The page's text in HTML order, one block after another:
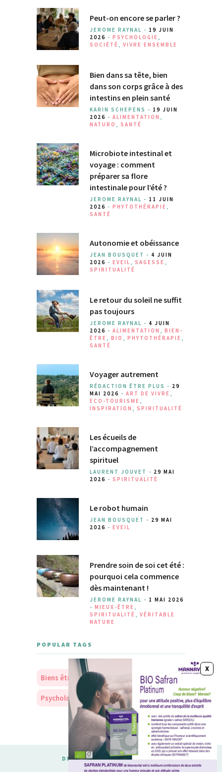
Peut-on encore se parler ?
JEROME RAYNAL - 19 JUIN
2026 - PSYCHOLOGIE ,
SOCIÉTÉ , VIVRE ENSEMBLE
Bien dans sa tête, bien
dans son corps grâce à des
intestins en plein santé
KARIN SCHEPENS - 19 JUIN
2026 - ALIMENTATION ,
NATURO , SANTÉ
Microbiote intestinal et
voyage : comment
préparer sa flore
intestinale pour l’été ?
JEROME RAYNAL - 11 JUIN
2026 - PHYTOTHÉRAPIE ,
SANTÉ
Autonomie et obéissance
JEAN BOUSQUET - 4 JUIN
2026 - EVEIL , SAGESSE ,
SPIRITUALITÉ
Le retour du soleil ne suffit
pas toujours
JEROME RAYNAL - 4 JUIN
2026 - ALIMENTATION , BIEN-
ÊTRE , BIO , PHYTOTHÉRAPIE ,
SANTÉ
Voyager autrement
RÉDACTION ÊTRE PLUS - 29
MAI 2026 - ART DE VIVRE ,
ECO-TOURISME ,
INSPIRATION , SPIRITUALITÉ
Les écueils de
l’accompagnement
spirituel
LAURENT JOUVET - 29 MAI
2026 - SPIRITUALITÉ
Le robot humain
JEAN BOUSQUET - 29 MAI
2026 - EVEIL
Prendre soin de soi cet été :
pourquoi cela commence
dès maintenant !
JEROME RAYNAL - 1 MAI 2026
- MIEUX-ÊTRE ,
SPIRITUALITÉ , VÉRITABLE
NATURE
POPULAR TAGS
Biens être Soins Nourriture
Psychologie Personnalité
DESIGNED & DEVELOPED BY
MERIDIANTHEMES